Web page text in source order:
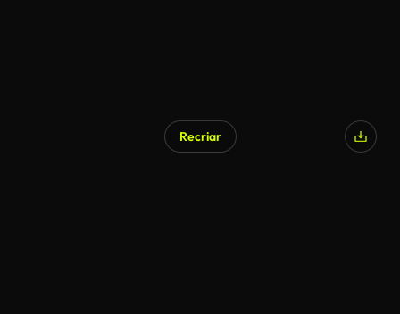
Recriar